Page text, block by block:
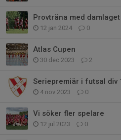
Provträna med damlaget
12 jan 2024 0
Atlas Cupen
30 dec 2023 2
Seriepremiär i futsal div
4 nov 2023 0
Vi söker fler spelare
12 jul 2023 0